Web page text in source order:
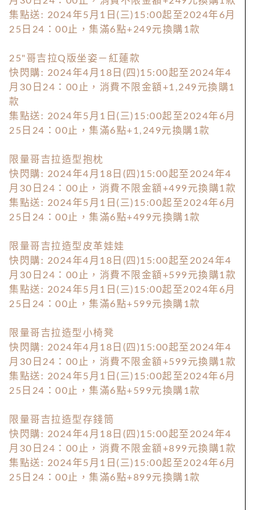
集點送: 2024年5月1日(三)15:00起至2024年6月
25日24：00止，集滿6點+249元換購1款
25"哥吉拉Q版坐姿－紅蓮款
快閃購: 2024年4月18日(四)15:00起至2024年4
月30日24：00止，消費不限金額+1,249元換購1
款
集點送: 2024年5月1日(三)15:00起至2024年6月
25日24：00止，集滿6點+1,249元換購1款
限量哥吉拉造型抱枕
快閃購: 2024年4月18日(四)15:00起至2024年4
月30日24：00止，消費不限金額+499元換購1款
集點送: 2024年5月1日(三)15:00起至2024年6月
25日24：00止，集滿6點+499元換購1款
限量哥吉拉造型皮革娃娃
快閃購: 2024年4月18日(四)15:00起至2024年4
月30日24：00止，消費不限金額+599元換購1款
集點送: 2024年5月1日(三)15:00起至2024年6月
25日24：00止，集滿6點+599元換購1款
限量哥吉拉造型小椅凳
快閃購: 2024年4月18日(四)15:00起至2024年4
月30日24：00止，消費不限金額+599元換購1款
集點送: 2024年5月1日(三)15:00起至2024年6月
25日24：00止，集滿6點+599元換購1款
限量哥吉拉造型存錢筒
快閃購: 2024年4月18日(四)15:00起至2024年4
月30日24：00止，消費不限金額+899元換購1款
集點送: 2024年5月1日(三)15:00起至2024年6月
25日24：00止，集滿6點+899元換購1款